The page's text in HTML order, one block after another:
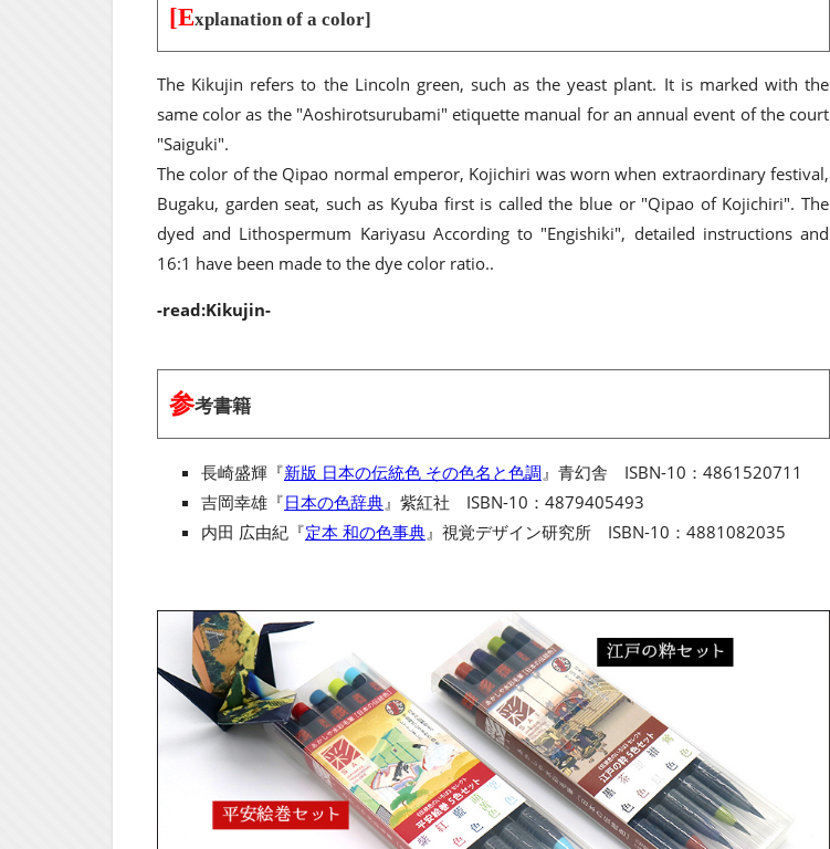
[Explanation of a color]
The Kikujin refers to the Lincoln green, such as the yeast plant. It is marked with the
same color as the "Aoshirotsurubami" etiquette manual for an annual event of the court
"Saiguki".
The color of the Qipao normal emperor, Kojichiri was worn when extraordinary festival,
Bugaku, garden seat, such as Kyuba first is called the blue or "Qipao of Kojichiri". The
dyed and Lithospermum Kariyasu According to "Engishiki", detailed instructions and
16:1 have been made to the dye color ratio..
-read:Kikujin-
参考書籍
長崎盛輝『新版 日本の伝統色 その色名と色調 』青幻舎 ISBN-10：4861520711
吉岡幸雄『日本の色辞典 』紫紅社 ISBN-10：4879405493
内田 広由紀『定本 和の色事典 』視覚デザイン研究所 ISBN-10：4881082035